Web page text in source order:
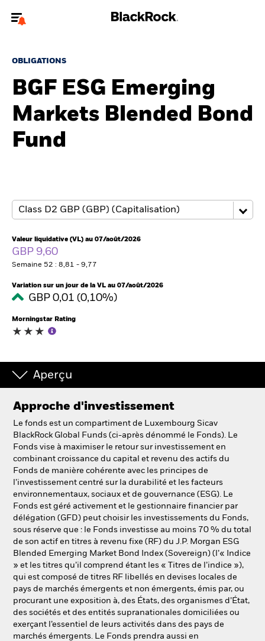
financiers.
jourvotre type d'utilisateur
A propos de BlackRock
Produits
Insights
ETFs & Fonds indiciels
Documents
Intermédiaires financiers.
België
NL FR
iShares
Aladdin
Notre société
OBLIGATIONS
BGF ESG Emerging
Markets Blended Bond
Fund
Valeur liquidative (VL) au 07/août/2026
GBP 9,60
Semaine 52 : 8,81 - 9,77
Variation sur un jour de la VL au 07/août/2026
GBP 0,01 (0,10%)
Morningstar Rating
Aperçu
Approche d'investissement
Le fonds est un compartiment de Luxembourg Sicav
BlackRock Global Funds (ci-après dénommé le Fonds). Le
Fonds vise à maximiser le retour sur investissement en
combinant croissance du capital et revenu des actifs du
Fonds de manière cohérente avec les principes de
l’investissement centré sur la durabilité et les facteurs
environnementaux, sociaux et de gouvernance (ESG). Le
Fonds est géré activement et le gestionnaire financier par
délégation (GFD) peut choisir les investissements du Fonds,
sous réserve que : le Fonds investisse au moins 70 % du total
de son actif en titres à revenu fixe (RF) du J.P. Morgan ESG
Blended Emerging Market Bond Index (Sovereign) (l’« Indice
» et les titres qu’il comprend étant les « Titres de l’indice »),
qui est composé de titres RF libellés en devises locales de
pays de marchés émergents et non émergents, émis par, ou
procurant une exposition à, des États, des organismes d’État,
des sociétés et des entités supranationales domiciliées ou
exerçant l’essentiel de leurs activités dans des pays de
marchés émergents. Le Fonds prendra aussi en